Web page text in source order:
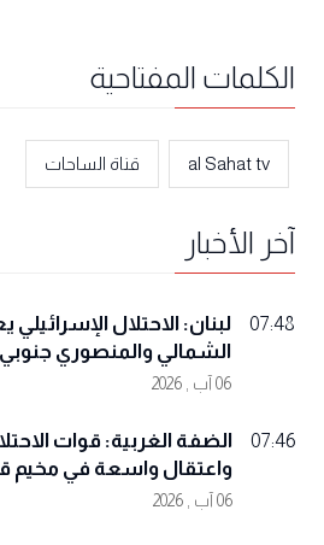
الكلمات المفتاحية
al Sahat tv قناة الساحات
آخر الأخبار
07:48
لبنان: الاحتلال
الشمالي والمنصوري جنوبي
06 آب , 2026
07:46
الضفة الغربية: قوات
واعتقال واسعة في مخيم
06 آب , 2026